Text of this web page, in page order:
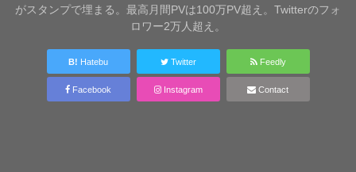
がスタンプで埋まる。最高月間PVは100万PV超え。Twitterのフォ
ロワー2万人超え。
B! Hatebu Twitter Feedly
Facebook Instagram Contact